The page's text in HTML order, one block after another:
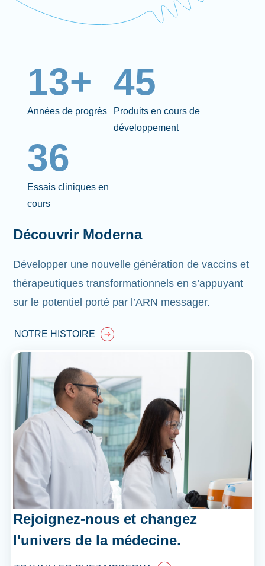
13+
Années de progrès
45
Produits en cours de
développement
36
Essais cliniques en
cours
Découvrir Moderna
Développer une nouvelle génération de vaccins et
thérapeutiques transformationnels en s’appuyant
sur le potentiel porté par l’ARN messager.
NOTRE HISTOIRE
Rejoignez-nous et changez
l'univers de la médecine.